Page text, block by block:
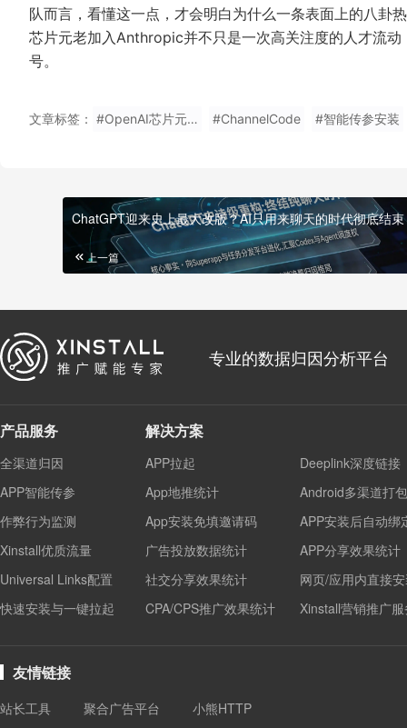
队而言，看懂这一点，才会明白为什么一条表面上的八卦
芯片元老加入Anthropic并不只是一次高关注度的人才流
号。
文章标签： #OpenAI芯片元老 #ChannelCode #智能传参安装
ChatGPT迎来史上最大改版？AI只用来聊天的时代彻底结束
上一篇
专业的数据归因分析平台
产品服务
全渠道归因
APP智能传参
作弊行为监测
Xinstall优质流量
Universal Links配置
快速安装与一键拉起
解决方案
APP拉起
Deeplink深度链接
App地推统计
Android多渠道打包
App安装免填邀请码
APP安装后自动绑
广告投放数据统计
APP分享效果统计
社交分享效果统计
网页/应用内直接
CPA/CPS推广效果统计
Xinstall营销推广
友情链接
站长工具 聚合广告平台 小熊HTTP